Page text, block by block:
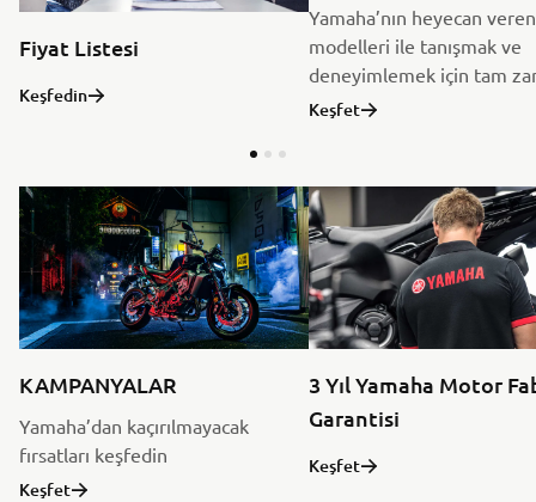
Fiyat Listesi
Keşfedin
Yamaha’nın heyecan veren
modelleri ile tanışmak ve
deneyimlemek için tam
Keşfet
KAMPANYALAR
Yamaha’dan kaçırılmayacak
fırsatları keşfedin
Keşfet
3 Yıl Yamaha Motor
Garantisi
Keşfet